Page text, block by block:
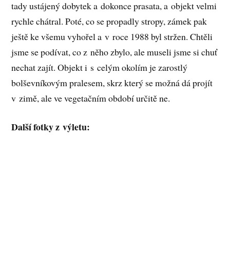
tady ustájený dobytek a dokonce prasata, a objekt velmi
rychle chátral. Poté, co se propadly stropy, zámek pak
ještě ke všemu vyhořel a v roce 1988 byl stržen. Chtěli
jsme se podívat, co z něho zbylo, ale museli jsme si chuť
nechat zajít. Objekt i s celým okolím je zarostlý
bolševníkovým pralesem, skrz který se možná dá projít
v zimě, ale ve vegetačním období určitě ne.
Další fotky z výletu: